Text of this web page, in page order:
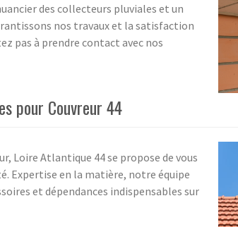
des collecteurs pluviales et un
nos travaux et la satisfaction
pas à prendre contact avec nos
pour Couvreur 44
Loire Atlantique 44 se propose de vous
Expertise en la matière, notre équipe
et dépendances indispensables sur